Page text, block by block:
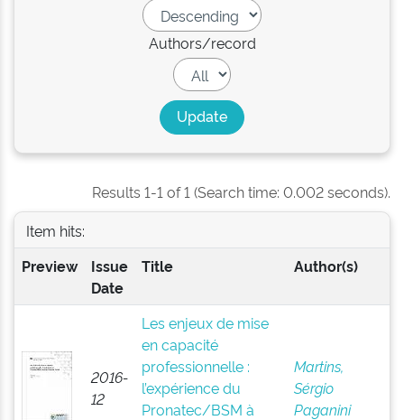
Authors/record
Results 1-1 of 1 (Search time: 0.002 seconds).
Item hits:
Preview
Issue
Date
Title Author(s)
2016-
12
Les enjeux de mise
en capacité
professionnelle :
l’expérience du
Pronatec/BSM à
Martins,
Sérgio
Paganini